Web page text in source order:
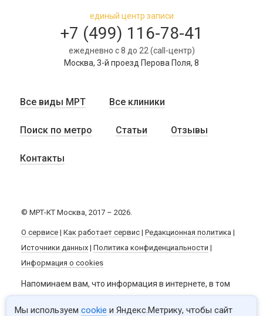
единый центр записи
+7 (499) 116-78-41
ежедневно с 8 до 22 (call-центр)
Москва, 3-й проезд Перова Поля, 8
Все виды МРТ Все клиники
Поиск по метро Статьи Отзывы
Контакты
© МРТ-КТ Москва, 2017 – 2026.
О сервисе| Как работает сервис| Редакционная политика |
Источники данных| Политика конфиденциальности |
Информация о cookies
Напоминаем вам, что информация в интернете, в том
Мы используем cookie и Яндекс.Метрику, чтобы сайт